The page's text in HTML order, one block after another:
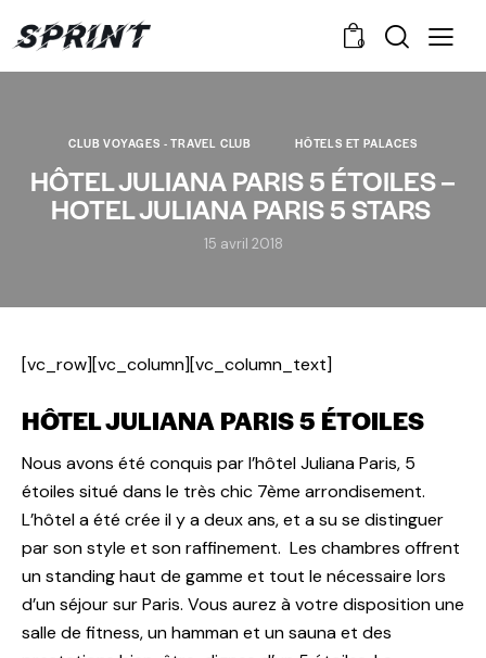
0
CLUB VOYAGES - TRAVEL CLUB HÔTELS ET PALACES
HÔTEL JULIANA PARIS 5 ÉTOILES –
HOTEL JULIANA PARIS 5 STARS
15 avril 2018
[vc_row][vc_column][vc_column_text]
HÔTEL JULIANA PARIS 5 ÉTOILES
Nous avons été conquis par l’hôtel Juliana Paris, 5
étoiles situé dans le très chic 7ème arrondisement.
L’hôtel a été crée il y a deux ans, et a su se distinguer
par son style et son raffinement. Les chambres offrent
un standing haut de gamme et tout le nécessaire lors
d’un séjour sur Paris. Vous aurez à votre disposition une
salle de fitness, un hamman et un sauna et des